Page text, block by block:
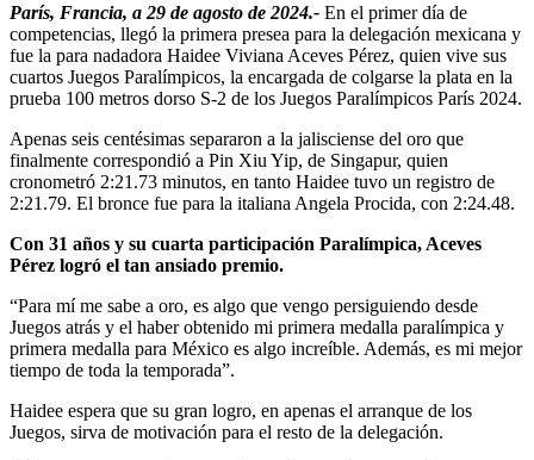
París, Francia, a 29 de agosto de 2024.- En el primer día de
competencias, llegó la primera presea para la delegación mexicana y
fue la para nadadora Haidee Viviana Aceves Pérez, quien vive sus
cuartos Juegos Paralímpicos, la encargada de colgarse la plata en la
prueba 100 metros dorso S-2 de los Juegos Paralímpicos París 2024.
Apenas seis centésimas separaron a la jalisciense del oro que
finalmente correspondió a Pin Xiu Yip, de Singapur, quien
cronometró 2:21.73 minutos, en tanto Haidee tuvo un registro de
2:21.79. El bronce fue para la italiana Angela Procida, con 2:24.48.
Con 31 años y su cuarta participación Paralímpica, Aceves
Pérez logró el tan ansiado premio.
“Para mí me sabe a oro, es algo que vengo persiguiendo desde
Juegos atrás y el haber obtenido mi primera medalla paralímpica y
primera medalla para México es algo increíble. Además, es mi mejor
tiempo de toda la temporada”.
Haidee espera que su gran logro, en apenas el arranque de los
Juegos, sirva de motivación para el resto de la delegación.